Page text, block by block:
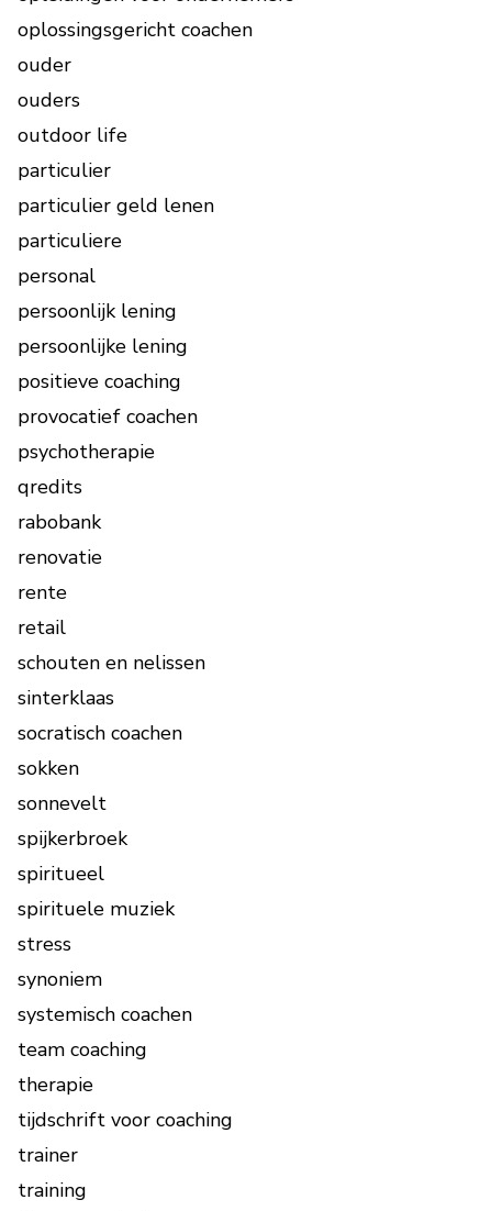
oplossingsgericht coachen
ouder
ouders
outdoor life
particulier
particulier geld lenen
particuliere
personal
persoonlijk lening
persoonlijke lening
positieve coaching
provocatief coachen
psychotherapie
qredits
rabobank
renovatie
rente
retail
schouten en nelissen
sinterklaas
socratisch coachen
sokken
sonnevelt
spijkerbroek
spiritueel
spirituele muziek
stress
synoniem
systemisch coachen
team coaching
therapie
tijdschrift voor coaching
trainer
training